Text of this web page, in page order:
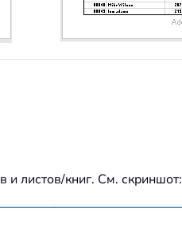
листов/книг. См. скриншот: